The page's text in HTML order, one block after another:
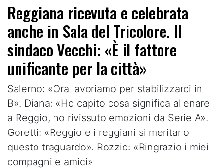
Reggiana ricevuta e celebrata
anche in Sala del Tricolore. Il
sindaco Vecchi: «È il fattore
unificante per la città»
Salerno: «Ora lavoriamo per stabilizzarci in
B». Diana: «Ho capito cosa significa allenare
a Reggio, ho rivissuto emozioni da Serie A».
Goretti: «Reggio e i reggiani si meritano
questo traguardo». Rozzio: «Ringrazio i miei
compagni e amici»